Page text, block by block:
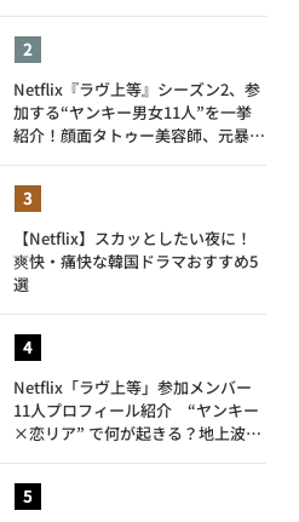
Netflix『ラヴ上等』シーズン2、参
加する“ヤンキー男女11人”を一挙
紹介！顔面タトゥー美容師、元暴走
【Netflix】スカッとしたい夜に！
爽快・痛快な韓国ドラマおすすめ5
選
Netflix「ラヴ上等」参加メンバー
11人プロフィール紹介 “ヤンキー
×恋リア” で何が起きる？地上波で
が爆誕